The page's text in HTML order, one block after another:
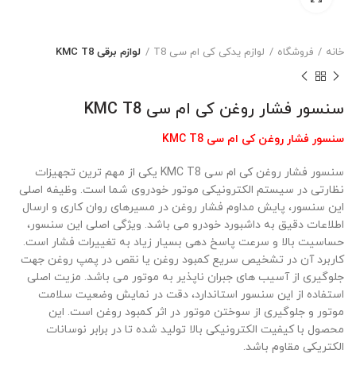
خانه فروشگاه لوازم یدکی کی ام سی T8 لوازم برقی KMC T8
سنسور فشار روغن کی ام سی KMC T8
سنسور فشار روغن کی ام سی KMC T8
سنسور فشار روغن کی ام سی KMC T8 یکی از مهم ترین تجهیزات
نظارتی در سیستم الکترونیکی موتور خودروی شما است. وظیفه اصلی
این سنسور، پایش مداوم فشار روغن در مسیرهای روان کاری و ارسال
اطلاعات دقیق به داشبورد خودرو می باشد. ویژگی اصلی این سنسور،
حساسیت بالا و سرعت پاسخ دهی بسیار زیاد به تغییرات فشار است.
کاربرد آن در تشخیص سریع کمبود روغن یا نقص در پمپ روغن جهت
جلوگیری از آسیب های جبران ناپذیر به موتور می باشد. مزیت اصلی
استفاده از این سنسور استاندارد، دقت در نمایش وضعیت سلامت
موتور و جلوگیری از سوختن موتور در اثر کمبود روغن است. این
محصول با کیفیت الکترونیکی بالا تولید شده تا در برابر نوسانات
الکتریکی مقاوم باشد.